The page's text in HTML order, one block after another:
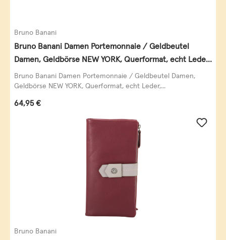
Bruno Banani
Bruno Banani Damen Portemonnaie / Geldbeutel
Damen, Geldbörse NEW YORK, Querformat, echt Leder,
schwarz
Bruno Banani Damen Portemonnaie / Geldbeutel Damen,
Geldbörse NEW YORK, Querformat, echt Leder,...
Regulärer Preis:
64,95 €
Bruno Banani